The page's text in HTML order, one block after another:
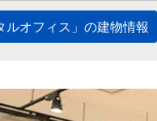
ルオフィス」の建物情報